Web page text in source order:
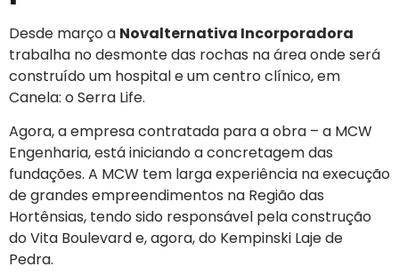
Desde março a Novalternativa Incorporadora
trabalha no desmonte das rochas na área onde será
construído um hospital e um centro clínico, em
Canela: o Serra Life.
Agora, a empresa contratada para a obra – a MCW
Engenharia, está iniciando a concretagem das
fundações. A MCW tem larga experiência na execução
de grandes empreendimentos na Região das
Hortênsias, tendo sido responsável pela construção
do Vita Boulevard e, agora, do Kempinski Laje de
Pedra.